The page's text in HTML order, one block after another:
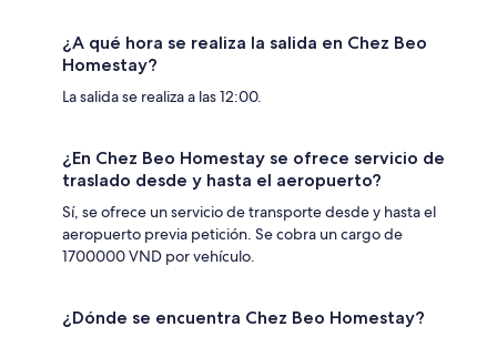
¿A qué hora se realiza la salida en Chez Beo
Homestay?
La salida se realiza a las 12:00.
¿En Chez Beo Homestay se ofrece servicio de
traslado desde y hasta el aeropuerto?
Sí, se ofrece un servicio de transporte desde y hasta el
aeropuerto previa petición. Se cobra un cargo de
1700000 VND por vehículo.
¿Dónde se encuentra Chez Beo Homestay?